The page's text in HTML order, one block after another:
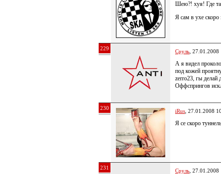
Шею?! хуя! Где
Я сам в ухе
229 Сруль ,
А я видел
под кожей
zerro23, гы делай
Оффспрингов
230 iRus , 27.01.2008
Я се скоро
231 Сруль ,